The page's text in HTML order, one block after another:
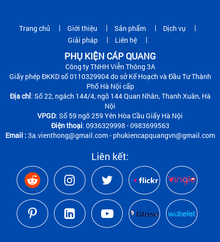
Trang chủ Giới thiệu Sản phẩm
Dịch vụ
Giải pháp
Liên hệ
PHỤ KIỆN CÁP QUANG
Công ty TNHH Viễn Thông 3A
Giấy phép ĐKKD số 0110329904 do sở Kế Hoạch và Đầu Tư Thành
Phố Hà Nội cấp
Địa chỉ: Số 22, ngách 144/4, ngõ 144 Quan Nhân, Thanh Xuân, Hà
Nội
VPGD: Số 59 ngõ 259 Yên Hòa Cầu Giấy Hà Nội
Điện thoại: 0936329998 - 0983699563
Email : 3a.vienthong@gmail.com - phukiencapquangvn@gmail.com
Liên kết: